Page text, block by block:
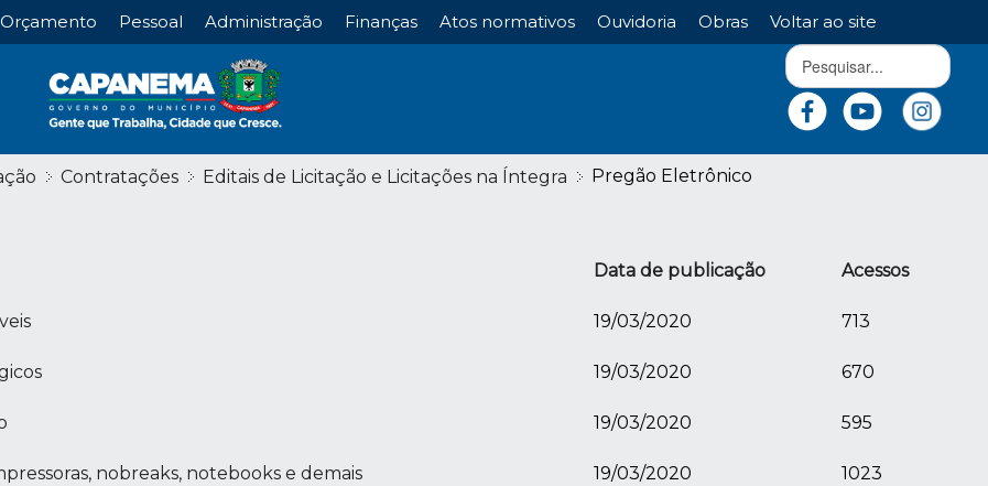
Orçamento Pessoal Administração Finanças Atos normativos Ouvidoria Obras Voltar ao site
Contratações Editais de Licitação e Licitações na Íntegra Pregão Eletrônico
Data de publicação Acessos
19/03/2020 713
19/03/2020 670
19/03/2020 595
nobreaks, notebooks e demais 19/03/2020 1023